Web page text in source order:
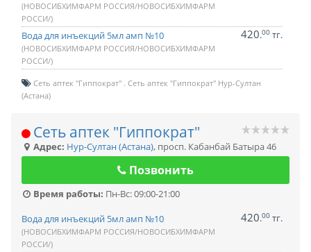
(НОВОСИБХИМФАРМ РОССИЯ/НОВОСИБХИМФАРМ
РОССИ/)
Вода для инъекций 5мл амп №10
(НОВОСИБХИМФАРМ РОССИЯ/НОВОСИБХИМФАРМ
РОССИ/)
420.00 тг.
Сеть аптек "Гиппократ" Сеть аптек "Гиппократ" Нур-Султан
(Астана)
Сеть аптек "Гиппократ"
Адрес: Нур-Султан (Астана), просп. Кабанбай Батыра 46
Позвонить
Время работы: Пн-Вс: 09:00-21:00
Вода для инъекций 5мл амп №10
(НОВОСИБХИМФАРМ РОССИЯ/НОВОСИБХИМФАРМ
РОССИ/)
420.00 тг.